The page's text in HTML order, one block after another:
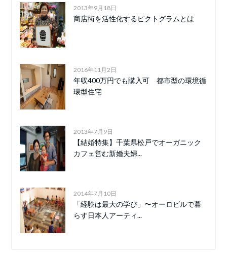
2013年9月18日
商店街を活性化するピクトグラムとは
2016年11月2日
年収400万円でも購入可 都市型の環境循
環型住宅
2013年7月9日
【結婚特集】千葉県松戸でオーガニック
カフェ営む新婚夫婦...
2014年7月10日
「経験は最大の学び」〜オーロビルで暮
らす日本人アーティ...